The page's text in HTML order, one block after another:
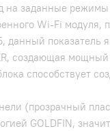
заданные режимы
Wi-Fi
данный показатель
создающая
способствует
(прозрачный
GOLDFIN,